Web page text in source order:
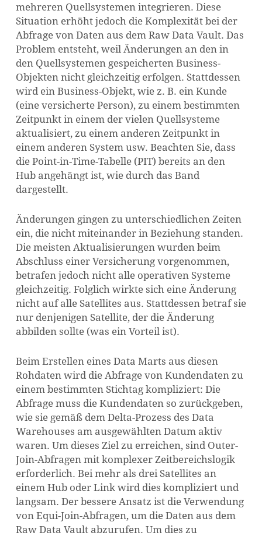
mehreren Quellsystemen integrieren. Diese
Situation erhöht jedoch die Komplexität bei der
Abfrage von Daten aus dem Raw Data Vault. Das
Problem entsteht, weil Änderungen an den in
den Quellsystemen gespeicherten Business-
Objekten nicht gleichzeitig erfolgen. Stattdessen
wird ein Business-Objekt, wie z. B. ein Kunde
(eine versicherte Person), zu einem bestimmten
Zeitpunkt in einem der vielen Quellsysteme
aktualisiert, zu einem anderen Zeitpunkt in
einem anderen System usw. Beachten Sie, dass
die Point-in-Time-Tabelle (PIT) bereits an den
Hub angehängt ist, wie durch das Band
dargestellt.
Änderungen gingen zu unterschiedlichen Zeiten
ein, die nicht miteinander in Beziehung standen.
Die meisten Aktualisierungen wurden beim
Abschluss einer Versicherung vorgenommen,
betrafen jedoch nicht alle operativen Systeme
gleichzeitig. Folglich wirkte sich eine Änderung
nicht auf alle Satellites aus. Stattdessen betraf sie
nur denjenigen Satellite, der die Änderung
abbilden sollte (was ein Vorteil ist).
Beim Erstellen eines Data Marts aus diesen
Rohdaten wird die Abfrage von Kundendaten zu
einem bestimmten Stichtag kompliziert: Die
Abfrage muss die Kundendaten so zurückgeben,
wie sie gemäß dem Delta-Prozess des Data
Warehouses am ausgewählten Datum aktiv
waren. Um dieses Ziel zu erreichen, sind Outer-
Join-Abfragen mit komplexer Zeitbereichslogik
erforderlich. Bei mehr als drei Satellites an
einem Hub oder Link wird dies kompliziert und
langsam. Der bessere Ansatz ist die Verwendung
von Equi-Join-Abfragen, um die Daten aus dem
Raw Data Vault abzurufen. Um dies zu